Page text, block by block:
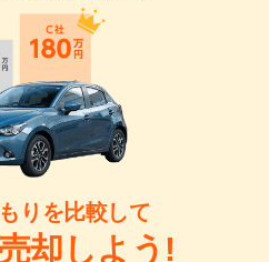
りを比較して
却しよう!